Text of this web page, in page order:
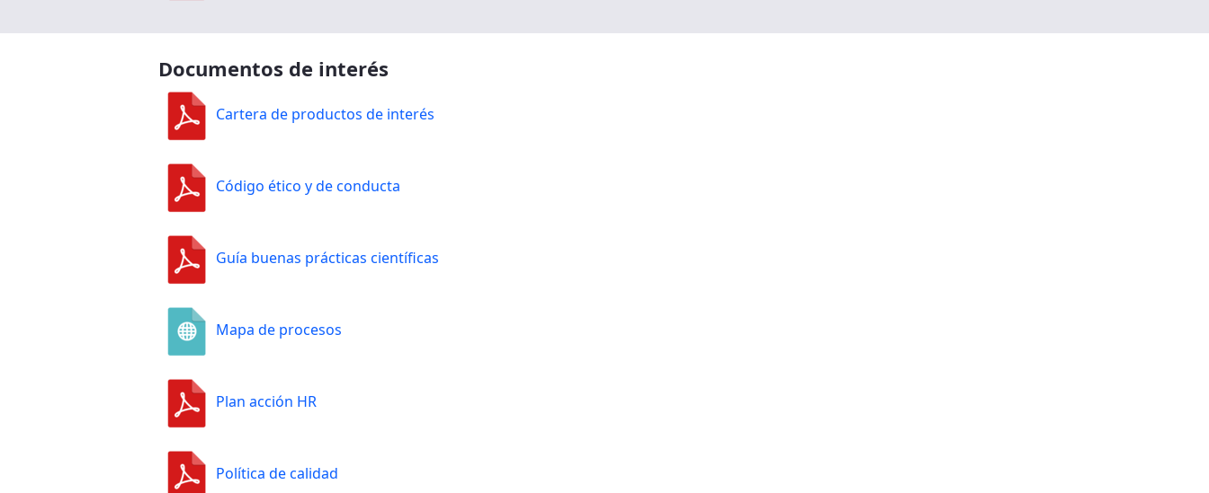
Documentos de interés
Cartera de productos de interés
Código ético y de conducta
Guía buenas prácticas científicas
Mapa de procesos
Plan acción HR
Política de calidad